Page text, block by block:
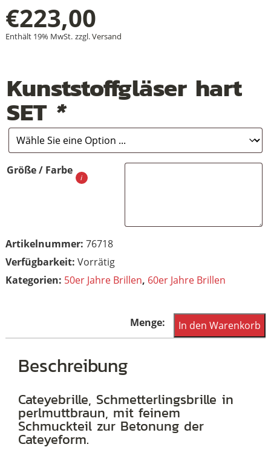
€223,00
Enthält 19% MwSt. zzgl.Versand
Kunststoffgläser hart
SET *
Größe / Farbe
Artikelnummer: 76718
Vorrätig
Kategorien: 50er Jahre Brillen, 60er Jahre Brillen
50er/60er
Jahre
Schmetterlingsbrille
mit
Golddekor
In den Warenkorb
Beschreibung
Cateyebrille, Schmetterlingsbrille in
perlmuttbraun, mit feinem
Schmuckteil zur Betonung der
Cateyeform.